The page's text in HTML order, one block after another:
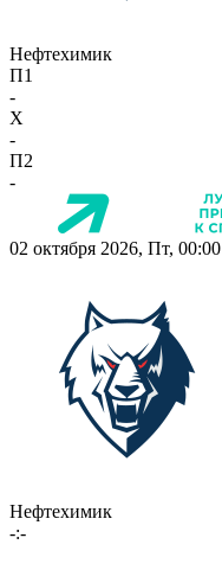
Нефтехимик
П1
-
X
-
П2
-
02 октября 2026, Пт, 00:00
Нефтехимик
-:-